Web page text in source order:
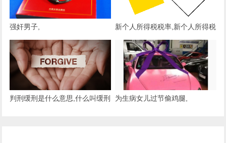
强奸男子,
新个人所得税税率,新个人所得税
税率及速算扣除数
判刑缓刑是什么意思,什么叫缓刑 为生病女儿过节偷鸡腿,